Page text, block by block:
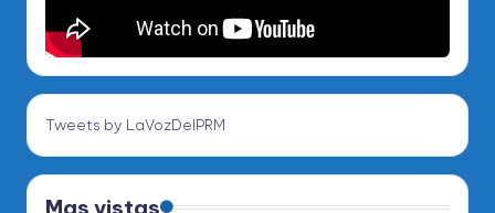
Tweets by LaVozDelPRM
Mas vistas